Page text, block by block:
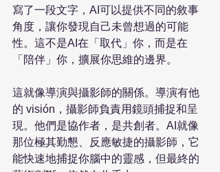
寫了一段文字，AI可以提供不同的敘事
角度，讓你發現自己未曾想過的可能
性。這不是AI在「取代」你，而是在
「陪伴」你，擴展你思維的邊界。
這就像導演與攝影師的關係。導演有他
的 visión，攝影師負責用鏡頭捕捉和呈
現。他們是協作者，是共創者。AI就像
那位極其勤懇、反應敏捷的攝影師，它
能快速地捕捉你腦中的靈感，但最終的